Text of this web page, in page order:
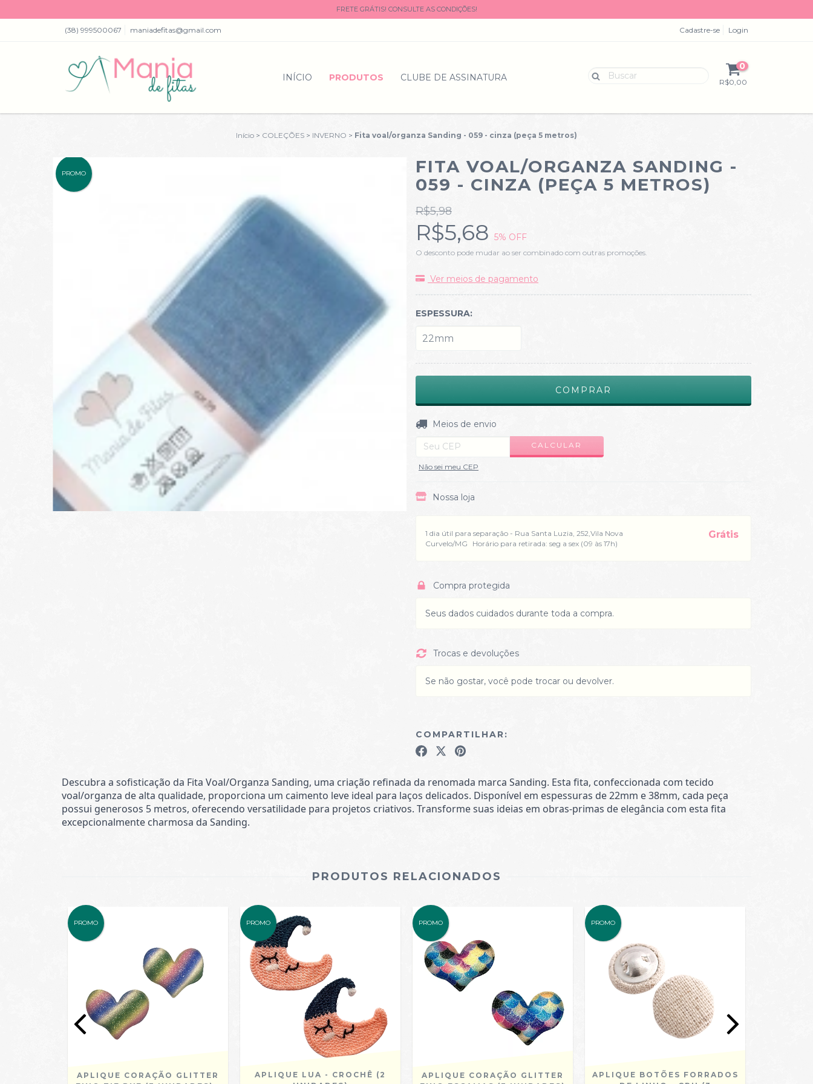
FRETE GRÁTIS! CONSULTE AS CONDIÇÕES!
(38) 999500067 maniadefitas@gmail.com Cadastre-se Login
INÍCIO PRODUTOS CLUBE DE ASSINATURA
0
R$0,00
Início > COLEÇÕES > INVERNO > Fita voal/organza Sanding - 059 - cinza (peça 5 metros)
PROMO
FITA VOAL/ORGANZA SANDING -
059 - CINZA (PEÇA 5 METROS)
R$5,98
R$5,68 5% OFF
O desconto pode mudar ao ser combinado com outras promoções.
Ver meios de pagamento
ESPESSURA:
Entregas para o CEP:
Meios de envio
CALCULAR
Não sei meu CEP
Nossa loja
1 dia útil para separação - Rua Santa Luzia, 252,Vila Nova
Curvelo/MG
Horário para retirada: seg a sex (09 às 17h)
Grátis
Compra protegida
Seus dados cuidados durante toda a compra.
Trocas e devoluções
Se não gostar, você pode trocar ou devolver.
COMPARTILHAR:
Descubra a sofisticação da Fita Voal/Organza Sanding, uma criação refinada da renomada marca Sanding. Esta fita, confeccionada com tecido
voal/organza de alta qualidade, proporciona um caimento leve ideal para laços delicados. Disponível em espessuras de 22mm e 38mm, cada peça
possui generosos 5 metros, oferecendo versatilidade para projetos criativos. Transforme suas ideias em obras-primas de elegância com esta fita
excepcionalmente charmosa da Sanding.
PRODUTOS RELACIONADOS
PROMO
APLIQUE CORAÇÃO GLITTER
PROMO
APLIQUE LUA - CROCHÊ (2
PROMO
APLIQUE CORAÇÃO GLITTER
PROMO
APLIQUE BOTÕES FORRADOS